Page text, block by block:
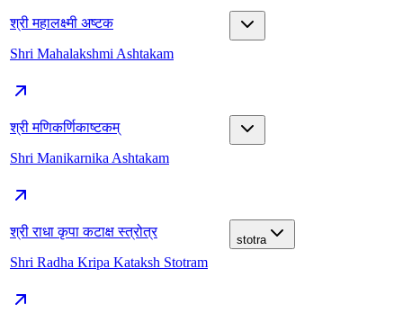
श्री महालक्ष्मी अष्टक
Shri Mahalakshmi Ashtakam
श्री मणिकर्णिकाष्टकम्
Shri Manikarnika Ashtakam
श्री राधा कृपा कटाक्ष स्त्रोत्र
Shri Radha Kripa Kataksh Stotram
stotra